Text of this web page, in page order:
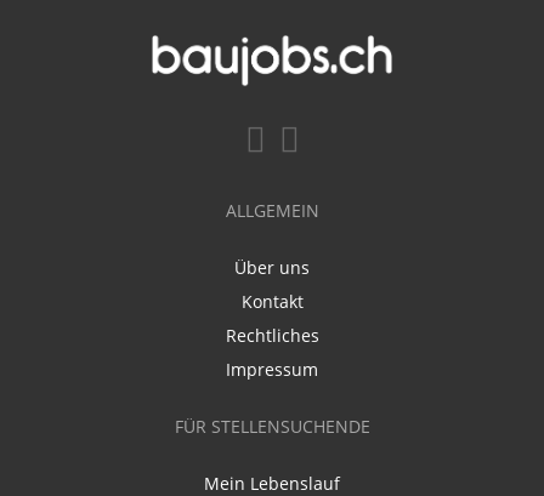
ALLGEMEIN
Über uns
Kontakt
Rechtliches
Impressum
FÜR STELLENSUCHENDE
Mein Lebenslauf